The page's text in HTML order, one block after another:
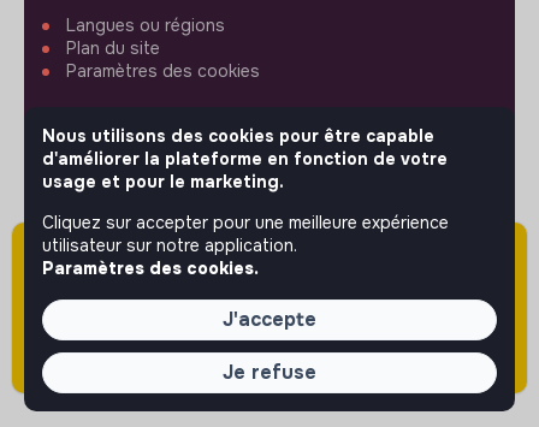
Attention cette annonce a été publiée il y a
plus de 60 jours (le 07/04/2026) et est sans
doute expirée ou non mise à jour.
Langues ou régions
Plan du site
Paramètres des cookies
SUIVEZ-NOUS
Nous utilisons des cookies pour être capable
d'améliorer la plateforme en fonction de votre
usage et pour le marketing.
Cliquez sur accepter pour une meilleure expérience
utilisateur sur notre application.
Paramètres des cookies.
J'accepte
Je refuse